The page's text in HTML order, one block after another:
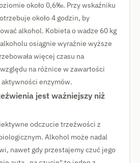
około 0,6‰. Przy wskaźniku
około 4 godzin, by
alkohol. Kobieta o wadze 60 kg
osiągnie wyraźnie wyższe
więcej czasu na
na różnice w zawartości
enzymów.
jest ważniejszy niż
odczucie trzeźwości z
Alkohol może nadal
nawet gdy przestajemy czuć jego